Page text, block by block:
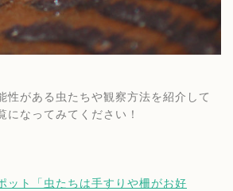
性がある虫たちや観察方法を紹介して
になってみてください！
ット「虫たちは手すりや柵がお好